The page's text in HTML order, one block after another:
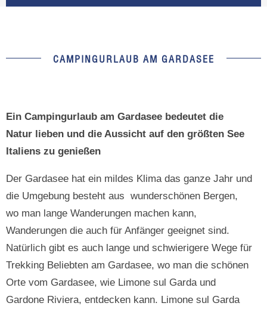
CAMPINGURLAUB AM GARDASEE
Ein Campingurlaub am Gardasee bedeutet die
Natur lieben und die Aussicht auf den größten See
Italiens zu genießen
Der Gardasee hat ein mildes Klima das ganze Jahr und
die Umgebung besteht aus wunderschönen Bergen,
wo man lange Wanderungen machen kann,
Wanderungen die auch für Anfänger geeignet sind.
Natürlich gibt es auch lange und schwierigere Wege für
Trekking Beliebten am Gardasee, wo man die schönen
Orte vom Gardasee, wie Limone sul Garda und
Gardone Riviera, entdecken kann. Limone sul Garda